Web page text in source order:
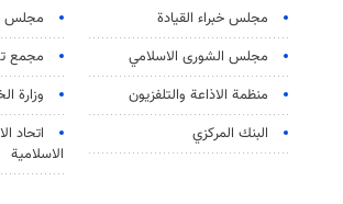
مجلس خبراء القيادة
مجلس
مجلس الشورى الاسلامي
مجمع
منظمة الاذاعة والتلفزیون
وزارة
البنك المركزي
اتحاد
الاسلامية